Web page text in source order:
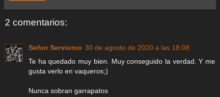
2 comentarios:
Señor Serviorco 30 de agosto de 2020 a las 18:08
Te ha quedado muy bien. Muy conseguido la verdad. Y me
gusta verlo en vaqueros;)
Nunca sobran garrapatos